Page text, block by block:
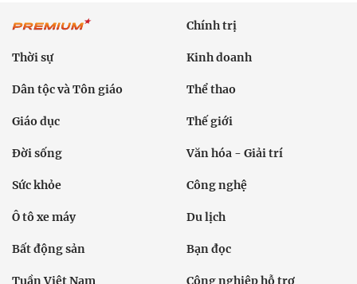
Chính trị
Thời sự Kinh doanh
Dân tộc và Tôn giáo Thể thao
Giáo dục Thế giới
Đời sống Văn hóa - Giải trí
Sức khỏe Công nghệ
Ô tô xe máy Du lịch
Bất động sản Bạn đọc
Tuần Việt Nam Công nghiệp hỗ trợ